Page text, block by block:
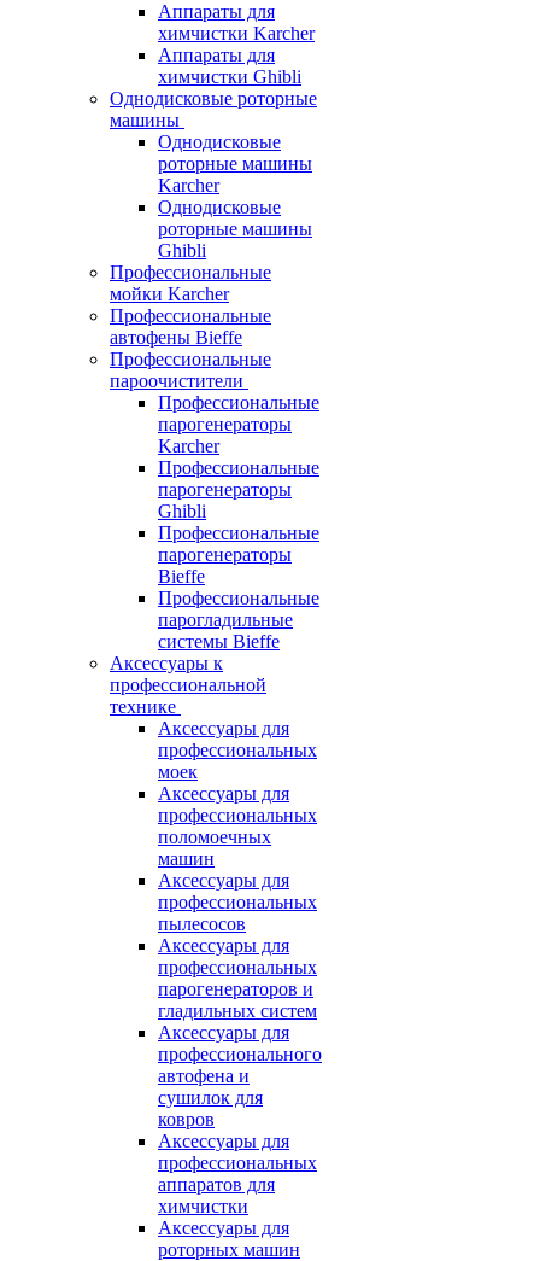
Аппараты для
химчистки Karcher
Аппараты для
химчистки Ghibli
Однодисковые роторные
машины
Однодисковые
роторные машины
Karcher
Однодисковые
роторные машины
Ghibli
Профессиональные
мойки Karcher
Профессиональные
автофены Bieffe
Профессиональные
пароочистители
Профессиональные
парогенераторы
Karcher
Профессиональные
парогенераторы
Ghibli
Профессиональные
парогенераторы
Bieffe
Профессиональные
парогладильные
системы Bieffe
Аксессуары к
профессиональной
технике
Аксессуары для
профессиональных
моек
Аксессуары для
профессиональных
поломоечных
машин
Аксессуары для
профессиональных
пылесосов
Аксессуары для
профессиональных
парогенераторов и
гладильных систем
Аксессуары для
профессионального
автофена и
сушилок для
ковров
Аксессуары для
профессиональных
аппаратов для
химчистки
Аксессуары для
роторных машин